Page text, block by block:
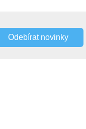
Odebírat novinky